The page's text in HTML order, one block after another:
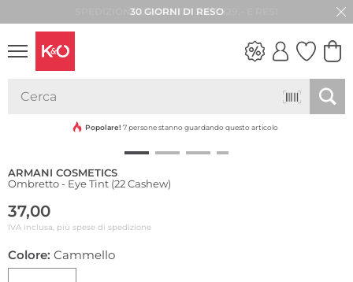
30 GIORNI DI RESO
VIBES
Popolare! 7 persone stanno guardando questo articolo
ARMANI COSMETICS
Ombretto - Eye Tint (22 Cashew)
37,00
IVA inclusa, più spese di spedizione
Colore: Cammello